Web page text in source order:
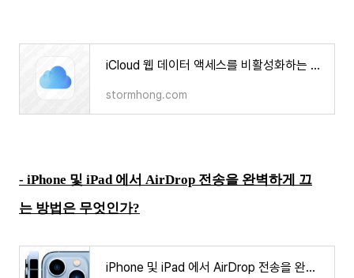
iCloud 웹 데이터 액세스를 비활성화하는 방법은 무엇인가?
stormhong.com
- iPhone 및 iPad 에서 AirDrop 전송을 완벽하게 끄
는 방법은 무엇인가?
iPhone 및 iPad 에서 AirDrop 전송을 완벽하게 끄는 방법은 무엇인가?